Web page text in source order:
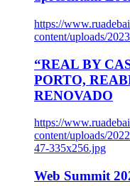
https://
content/uploads/
“REAL BY
PORTO,
RENOVADO
https://
content/uploads/
47-335x256.jpg
Web Summit